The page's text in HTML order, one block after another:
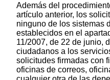
Además del
artículo anterior, los
ninguno de los sistemas
establecidos en el
11/2007, de 22 de junio,
ciudadanos a los
solicitudes firmadas con
oficinas de correos,